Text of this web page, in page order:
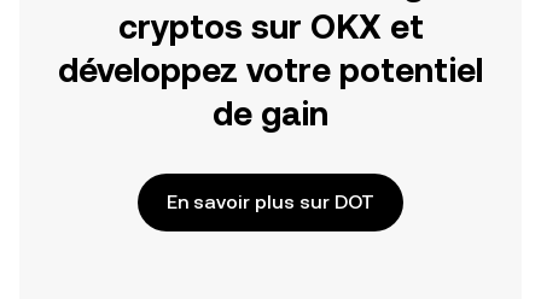
cryptos sur OKX et
développez votre potentiel
de gain
En savoir plus sur DOT